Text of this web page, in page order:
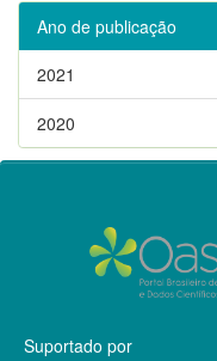
Ano de publicação
2021
2020
Suportado por